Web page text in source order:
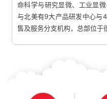
命科学与研究显微、工业显
与北美有9大产品研发中心与
售及服务分支机构，总部位于